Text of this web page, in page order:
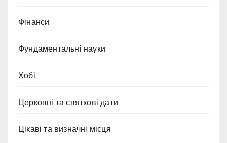
Фінанси
Фундаментальні науки
Хобі
Церковні та святкові дати
Цікаві та визначні місця